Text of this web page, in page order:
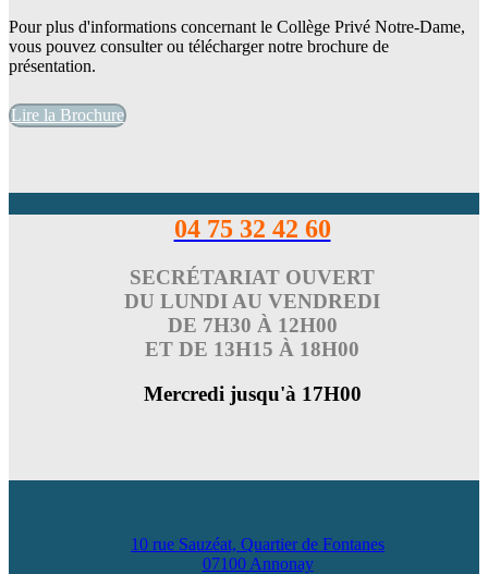
Pour plus d'informations concernant le Collège Privé Notre-Dame,
vous pouvez consulter ou télécharger notre brochure de
présentation.
Lire la Brochure
04 75 32 42 60
SECRÉTARIAT OUVERT
DU LUNDI AU VENDREDI
DE 7H30 À 12H00
ET DE 13H15 À 18H00
Mercredi jusqu'à 17H00
10 rue Sauzéat, Quartier de Fontanes
07100 Annonay